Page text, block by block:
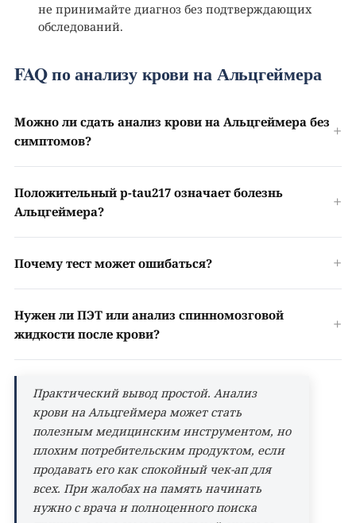
не принимайте диагноз без подтверждающих
обследований.
FAQ по анализу крови на Альцгеймера
Можно ли сдать анализ крови на Альцгеймера без
симптомов?
Положительный p-tau217 означает болезнь
Альцгеймера?
Почему тест может ошибаться?
Нужен ли ПЭТ или анализ спинномозговой
жидкости после крови?
Практический вывод простой. Анализ
крови на Альцгеймера может стать
полезным медицинским инструментом, но
плохим потребительским продуктом, если
продавать его как спокойный чек-ап для
всех. При жалобах на память начинать
нужно с врача и полноценного поиска